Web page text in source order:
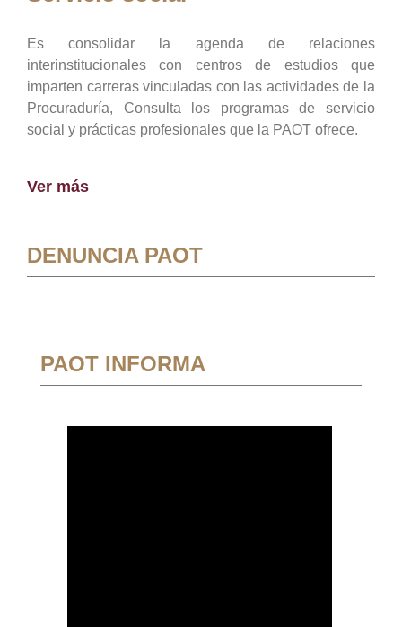
Es consolidar la agenda de relaciones
interinstitucionales con centros de estudios que
imparten carreras vinculadas con las actividades de la
Procuraduría, Consulta los programas de servicio
social y prácticas profesionales que la PAOT ofrece.
Ver más
DENUNCIA PAOT
PAOT INFORMA